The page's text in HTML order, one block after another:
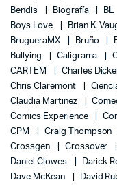
Bendis
Biografía BL
Boys Love
Brian K.
BrugueraMX
Bruño
Bullying
Caligrama
CARTEM
Charles
Chris Claremont
Claudia Martinez
Comics Experience
CPM
Craig Thompson
Crossgen
Crossover
Daniel Clowes
Darick
Dave McKean
David